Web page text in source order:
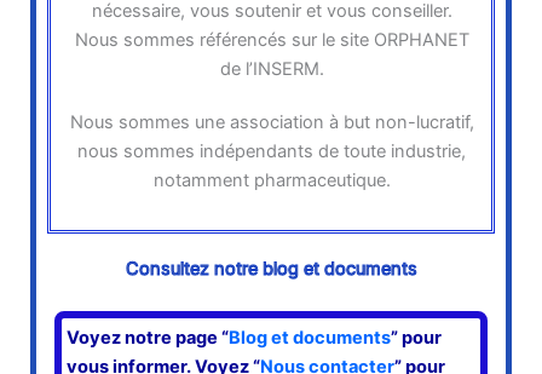
nécessaire, vous soutenir et vous conseiller.
Nous sommes référencés sur le site ORPHANET
de l’INSERM.
Nous sommes une association à but non-lucratif,
nous sommes indépendants de toute industrie,
notamment pharmaceutique.
Consultez notre blog et documents
Voyez notre page “Blog et documents” pour
vous informer. Voyez “Nous contacter” pour